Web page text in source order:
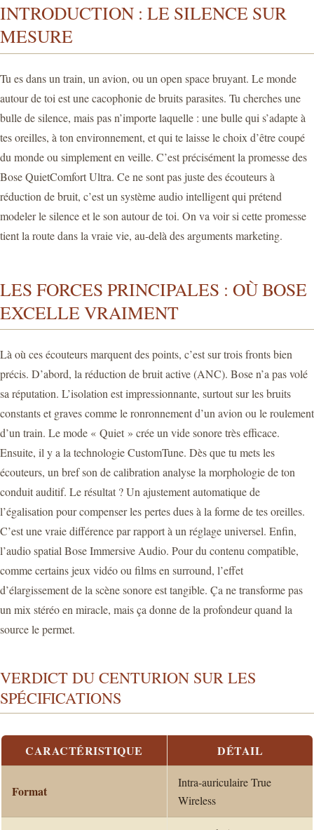
INTRODUCTION : LE SILENCE SUR
MESURE
Tu es dans un train, un avion, ou un open space bruyant. Le monde
autour de toi est une cacophonie de bruits parasites. Tu cherches une
bulle de silence, mais pas n’importe laquelle : une bulle qui s’adapte à
tes oreilles, à ton environnement, et qui te laisse le choix d’être coupé
du monde ou simplement en veille. C’est précisément la promesse des
Bose QuietComfort Ultra. Ce ne sont pas juste des écouteurs à
réduction de bruit, c’est un système audio intelligent qui prétend
modeler le silence et le son autour de toi. On va voir si cette promesse
tient la route dans la vraie vie, au-delà des arguments marketing.
LES FORCES PRINCIPALES : OÙ BOSE
EXCELLE VRAIMENT
Là où ces écouteurs marquent des points, c’est sur trois fronts bien
précis. D’abord, la réduction de bruit active (ANC). Bose n’a pas volé
sa réputation. L’isolation est impressionnante, surtout sur les bruits
constants et graves comme le ronronnement d’un avion ou le roulement
d’un train. Le mode « Quiet » crée un vide sonore très efficace.
Ensuite, il y a la technologie CustomTune. Dès que tu mets les
écouteurs, un bref son de calibration analyse la morphologie de ton
conduit auditif. Le résultat ? Un ajustement automatique de
l’égalisation pour compenser les pertes dues à la forme de tes oreilles.
C’est une vraie différence par rapport à un réglage universel. Enfin,
l’audio spatial Bose Immersive Audio. Pour du contenu compatible,
comme certains jeux vidéo ou films en surround, l’effet
d’élargissement de la scène sonore est tangible. Ça ne transforme pas
un mix stéréo en miracle, mais ça donne de la profondeur quand la
source le permet.
VERDICT DU CENTURION SUR LES
SPÉCIFICATIONS
CARACTÉRISTIQUE DÉTAIL
Format
Intra-auriculaire True
Wireless